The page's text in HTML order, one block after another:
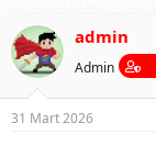
a
ş
l
a
ç
t
admin
Admin
31 Mart 2026